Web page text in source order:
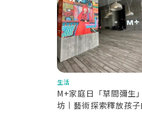
生活
M+家庭日「草間彌生
坊丨藝術探索釋放孩